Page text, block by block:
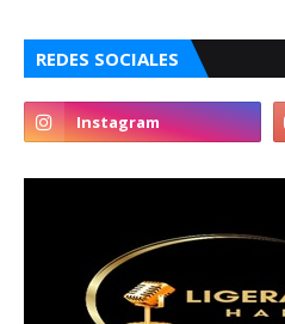
REDES SOCIALES